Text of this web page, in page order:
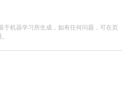
于机器学习所生成，如有任何问题，可在页